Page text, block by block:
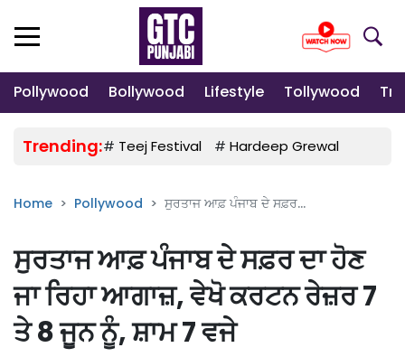
Pollywood Bollywood Lifestyle Tollywood
Trending:# Teej Festival # Hardeep Grewal
Home Pollywood ਸੁਰਤਾਜ ਆਫ਼ ਪੰਜਾਬ ਦੇ ਸਫ਼ਰ...
ਸੁਰਤਾਜ ਆਫ਼ ਪੰਜਾਬ ਦੇ ਸਫ਼ਰ ਦਾ ਹੋਣ
ਜਾ ਰਿਹਾ ਆਗਾਜ਼, ਵੇਖੋ ਕਰਟਨ ਰੇਜ਼ਰ 7
ਤੇ 8 ਜੂਨ ਨੂੰ, ਸ਼ਾਮ 7 ਵਜੇ